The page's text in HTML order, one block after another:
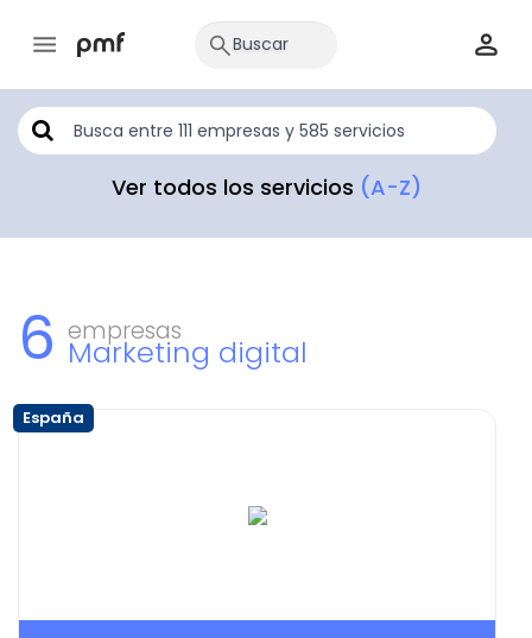
Ver todos los servicios (A-Z)
6 empresas
Marketing digital
España